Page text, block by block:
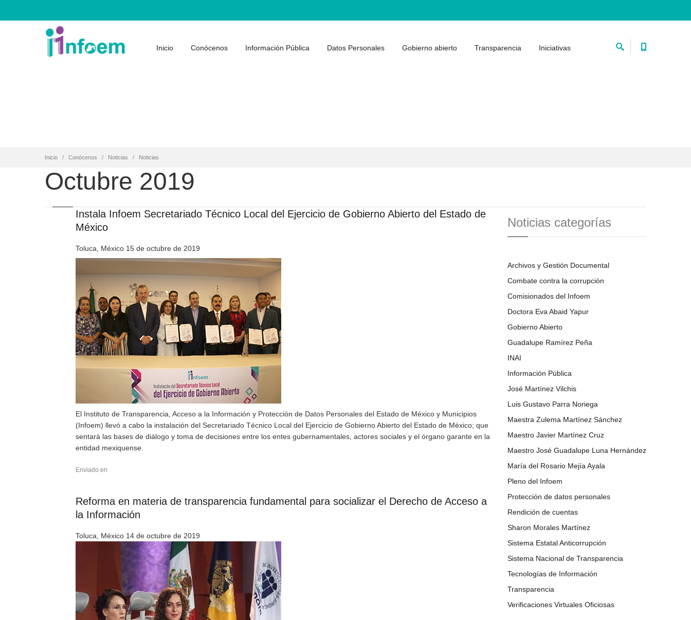
Inicio Conócenos Información Pública Datos Personales Gobierno abierto Transparencia Iniciativas
Inicio Conócenos Noticias Noticias
Octubre 2019
Instala Infoem Secretariado Técnico Local del Ejercicio de Gobierno Abierto del Estado de
México
Toluca, México 15 de octubre de 2019
El Instituto de Transparencia, Acceso a la Información y Protección de Datos Personales del Estado de México y Municipios
(Infoem) llevó a cabo la instalación del Secretariado Técnico Local del Ejercicio de Gobierno Abierto del Estado de México; que
sentará las bases de diálogo y toma de decisiones entre los entes gubernamentales, actores sociales y el órgano garante en la
entidad mexiquense.
Enviado en
Reforma en materia de transparencia fundamental para socializar el Derecho de Acceso a
la Información
Toluca, México 14 de octubre de 2019
Noticias categorías
Archivos y Gestión Documental
Combate contra la corrupción
Comisionados del Infoem
Doctora Eva Abaid Yapur
Gobierno Abierto
Guadalupe Ramírez Peña
INAI
Información Pública
José Martínez Vilchis
Luis Gustavo Parra Noriega
Maestra Zulema Martínez Sánchez
Maestro Javier Martínez Cruz
Maestro José Guadalupe Luna Hernández
María del Rosario Mejía Ayala
Pleno del Infoem
Protección de datos personales
Rendición de cuentas
Sharon Morales Martínez
Sistema Estatal Anticorrupción
Sistema Nacional de Transparencia
Tecnologías de Información
Transparencia
Verificaciones Virtuales Oficiosas